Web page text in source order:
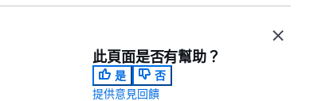
此頁面是否有幫助？
是
否
提供意見回饋